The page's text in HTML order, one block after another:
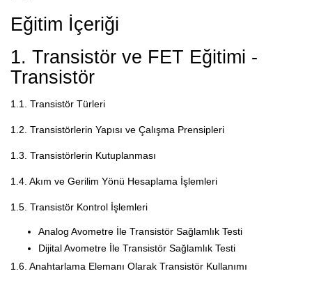
Eğitim İçeriği
1. Transistör ve FET Eğitimi -
Transistör
1.1. Transistör Türleri
1.2. Transistörlerin Yapısı ve Çalışma Prensipleri
1.3. Transistörlerin Kutuplanması
1.4. Akım ve Gerilim Yönü Hesaplama İşlemleri
1.5. Transistör Kontrol İşlemleri
Analog Avometre İle Transistör Sağlamlık Testi
Dijital Avometre İle Transistör Sağlamlık Testi
1.6. Anahtarlama Elemanı Olarak Transistör Kullanımı